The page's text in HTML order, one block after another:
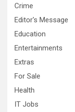
Crime
Editor's Message
Education
Entertainments
Extras
For Sale
Health
IT Jobs